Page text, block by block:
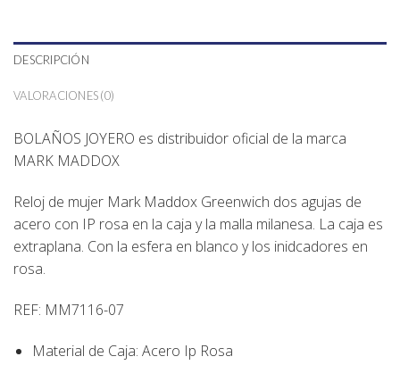
DESCRIPCIÓN
VALORACIONES (0)
BOLAÑOS JOYERO es distribuidor oficial de la marca
MARK MADDOX
Reloj de mujer Mark Maddox Greenwich dos agujas de
acero con IP rosa en la caja y la malla milanesa. La caja es
extraplana. Con la esfera en blanco y los inidcadores en
rosa.
REF: MM7116-07
Material de Caja: Acero Ip Rosa